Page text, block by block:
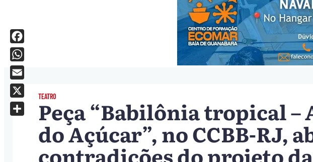
TEATRO
Peça “Babilônia tropical –
do Açúcar”, no CCBB-RJ,
contradições do projeto da
Facebook
WhatsApp
Email
X